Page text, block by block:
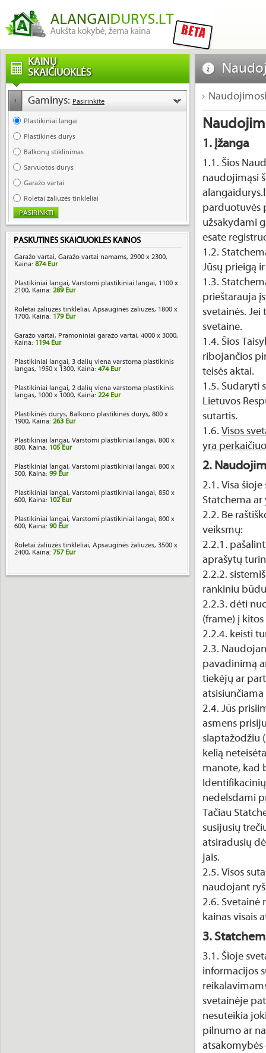
KAINŲ
SKAIČIUOKLĖS
1 Gaminys: Pasirinkite
Plastikiniai langai
Plastikinės durys
Balkonų stiklinimas
Šarvuotos durys
Garažo vartai
Roletai žaliuzės tinkleliai
PASKUTINĖS SKAIČIUOKLĖS KAINOS
Garažo vartai, Garažo vartai namams, 2900 x 2300,
Kaina: 874 Eur
Plastikiniai langai, Varstomi plastikiniai langai, 1100 x
2100, Kaina: 289 Eur
Roletai žaliuzės tinkleliai, Apsauginės žaliuzės, 1800 x
1700, Kaina: 179 Eur
Garažo vartai, Pramoniniai garažo vartai, 4000 x 3000,
Kaina: 1194 Eur
Plastikiniai langai, 3 dalių viena varstoma plastikinis
langas, 1950 x 1300, Kaina: 474 Eur
Plastikiniai langai, 2 dalių viena varstoma plastikinis
langas, 1000 x 1000, Kaina: 224 Eur
Plastikinės durys, Balkono plastikinės durys, 800 x
1900, Kaina: 263 Eur
Plastikiniai langai, Varstomi plastikiniai langai, 800 x
800, Kaina: 105 Eur
Plastikiniai langai, Varstomi plastikiniai langai, 800 x
500, Kaina: 99 Eur
Plastikiniai langai, Varstomi plastikiniai langai, 850 x
600, Kaina: 102 Eur
Plastikiniai langai, Varstomi plastikiniai langai, 800 x
600, Kaina: 90 Eur
Roletai žaliuzės tinkleliai, Apsauginės žaliuzės, 3500 x
2400, Kaina: 757 Eur
1. Įžanga
1.1. Šios
naudojimąsi
parduotuvės
užsakydami
esate
1.2.
Jūsų prieigą
1.3.
prieštarauja
svetainės.
svetaine.
1.4. Šios
ribojančios
teisės aktai.
1.5. Sudaryti
Lietuvos
sutartis.
1.6. Visos
yra
2.
2.1. Visa
Statchema
2.2. Be
veiksmų:
2.2.1.
aprašytų
2.2.2.
rankiniu
2.2.3. dėti
(frame) į
2.2.4. keisti
2.3.
pavadinimą
tiekėjų ar
2.4. Jūs
asmens
slaptažodžiu
kelią
manote, kad
nedelsdami
Tačiau
susijusių
atsiradusių
jais.
2.5. Visos
naudojant
2.6. Svetainė
kainas visais
3.
3.1. Šioje
informacijos
svetainėje
nesuteikia
pilnumo ar